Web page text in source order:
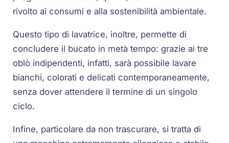
rivolto ai consumi e alla sostenibilità ambientale.
Questo tipo di lavatrice, inoltre, permette di
concludere il bucato in metà tempo: grazie ai tre
oblò indipendenti, infatti, sarà possibile lavare
bianchi, colorati e delicati contemporaneamente,
senza dover attendere il termine di un singolo
ciclo.
Infine, particolare da non trascurare, si tratta di